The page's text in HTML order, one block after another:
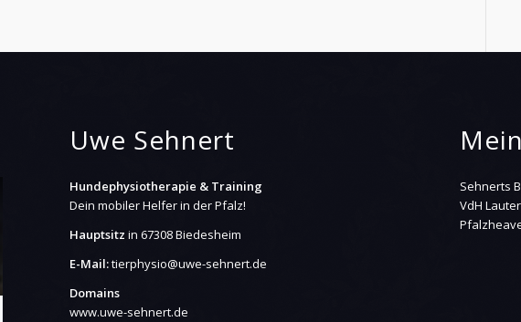
Uwe Sehnert
Hundephysiotherapie & Training
Dein mobiler Helfer in der Pfalz!
Hauptsitz in 67308 Biedesheim
E-Mail:tierphysio@uwe-sehnert.de
Domains
www.uwe-sehnert.de
Sehnerts
VdH